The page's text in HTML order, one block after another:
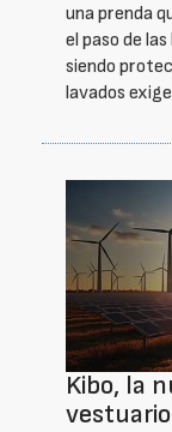
una prenda
el paso de
siendo
lavados
Kibo, la